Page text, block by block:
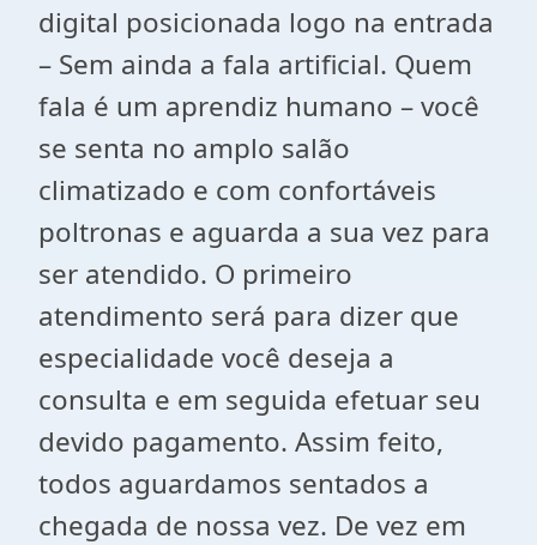
digital posicionada logo na entrada
– Sem ainda a fala artificial. Quem
fala é um aprendiz humano – você
se senta no amplo salão
climatizado e com confortáveis
poltronas e aguarda a sua vez para
ser atendido. O primeiro
atendimento será para dizer que
especialidade você deseja a
consulta e em seguida efetuar seu
devido pagamento. Assim feito,
todos aguardamos sentados a
chegada de nossa vez. De vez em